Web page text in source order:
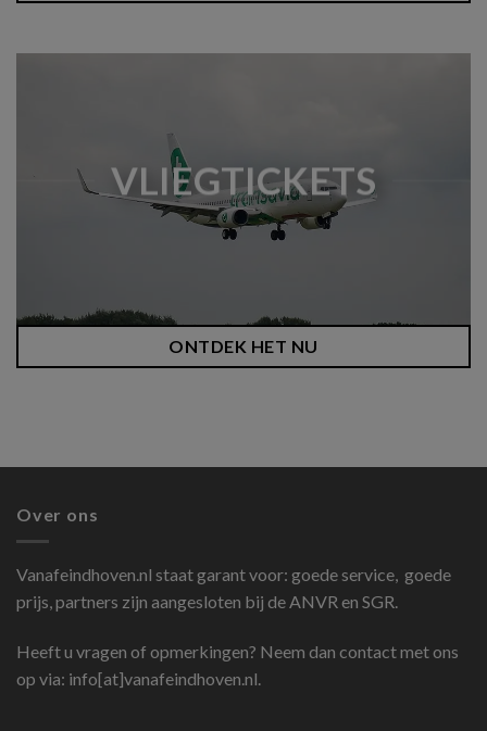
VLIEGTICKETS
ONTDEK HET NU
Over ons
Vanafeindhoven.nl staat garant voor: goede service, goede
prijs, partners zijn aangesloten bij de ANVR en SGR.
Heeft u vragen of opmerkingen? Neem dan contact met ons
op via: info[at]vanafeindhoven.nl.